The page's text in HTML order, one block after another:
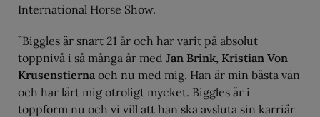
International Horse Show.
”Biggles är snart 21 år och har varit på absolut
toppnivå i så många år med Jan Brink, Kristian Von
Krusenstierna och nu med mig. Han är min bästa vän
och har lärt mig otroligt mycket. Biggles är i
toppform nu och vi vill att han ska avsluta sin karriär